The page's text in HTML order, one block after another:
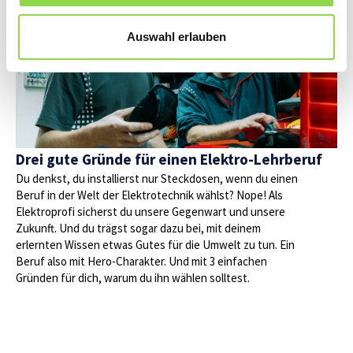
Auswahl erlauben
Drei gute Gründe für einen Elektro-Lehrberuf
Du denkst, du installierst nur Steckdosen, wenn du einen
Beruf in der Welt der Elektrotechnik wählst? Nope! Als
Elektroprofi sicherst du unsere Gegenwart und unsere
Zukunft. Und du trägst sogar dazu bei, mit deinem
erlernten Wissen etwas Gutes für die Umwelt zu tun. Ein
Beruf also mit Hero-Charakter. Und mit 3 einfachen
Gründen für dich, warum du ihn wählen solltest.